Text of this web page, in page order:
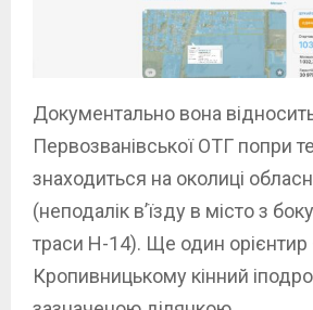
Документально вона
Первозванівської ОТГ попри
знаходиться на околиці
(неподалік в’їзду в місто з
траси H-14). Ще один орієнтир
Кропивницькому кінний